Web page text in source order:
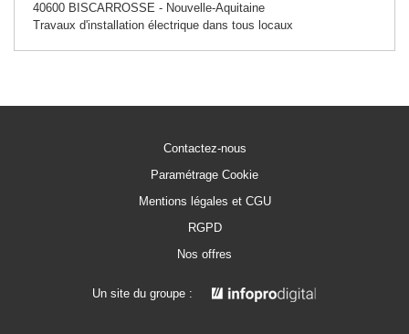
40600 BISCARROSSE - Nouvelle-Aquitaine
Travaux d'installation électrique dans tous locaux
Contactez-nous
Paramétrage Cookie
Mentions légales et CGU
RGPD
Nos offres
Un site du groupe :